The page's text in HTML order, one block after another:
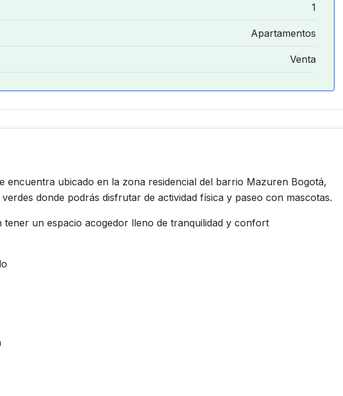
1
Apartamentos
Venta
encuentra ubicado en la zona residencial del barrio Mazuren Bogotá,
donde podrás disfrutar de actividad física y paseo con mascotas.
tener un espacio acogedor lleno de tranquilidad y confort